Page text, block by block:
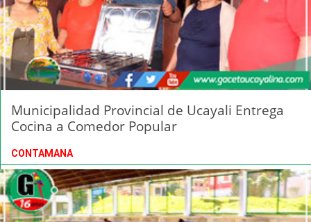
Municipalidad Provincial de Ucayali Entrega
Cocina a Comedor Popular
CONTAMANA